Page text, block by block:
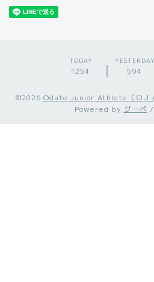
TODAY
1254
YESTERDAY
594
©2026 Odate Junior Athlete（ＯＪ
Powered by グーペ /